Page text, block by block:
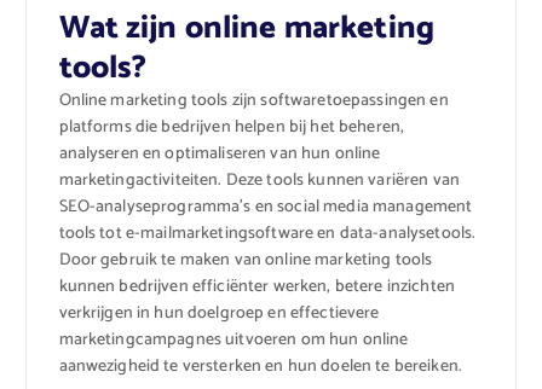
Wat zijn online marketing
tools?
Online marketing tools zijn softwaretoepassingen en
platforms die bedrijven helpen bij het beheren,
analyseren en optimaliseren van hun online
marketingactiviteiten. Deze tools kunnen variëren van
SEO-analyseprogramma’s en social media management
tools tot e-mailmarketingsoftware en data-analysetools.
Door gebruik te maken van online marketing tools
kunnen bedrijven efficiënter werken, betere inzichten
verkrijgen in hun doelgroep en effectievere
marketingcampagnes uitvoeren om hun online
aanwezigheid te versterken en hun doelen te bereiken.